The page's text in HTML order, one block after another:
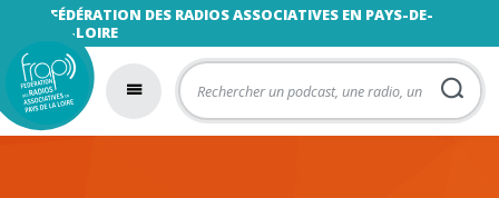
FÉDÉRATION DES RADIOS ASSOCIATIVES EN PAYS-DE-
LA-LOIRE